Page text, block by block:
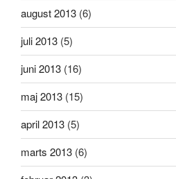
august 2013 (6)
juli 2013 (5)
juni 2013 (16)
maj 2013 (15)
april 2013 (5)
marts 2013 (6)